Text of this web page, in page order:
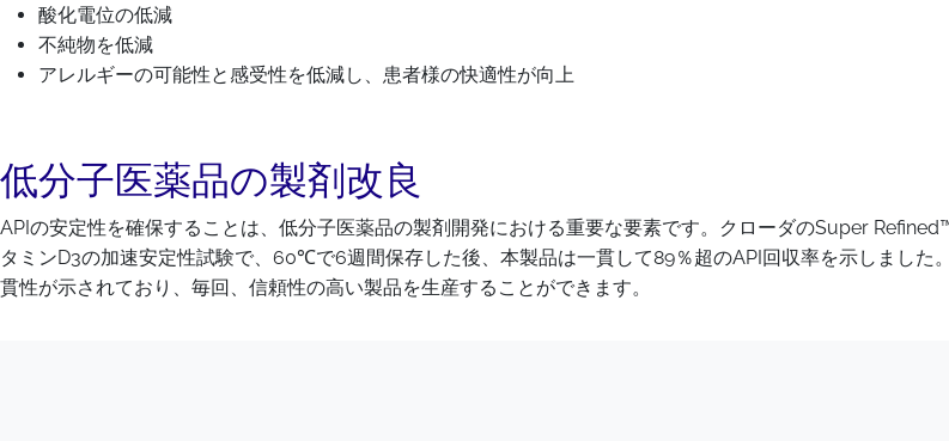
酸化電位の低減
不純物を低減
アレルギーの可能性と感受性を低減し、患者様の快適性が向上
低分子医薬品の製剤改良
APIの安定性を確保することは、低分子医薬品の製剤開発における重要な要素です。クローダのSuper
タミンD3の加速安定性試験で、60℃で6週間保存した後、本製品は一貫して89％超のAPI回収率を示しまし
貫性が示されており、毎回、信頼性の高い製品を生産することができます。